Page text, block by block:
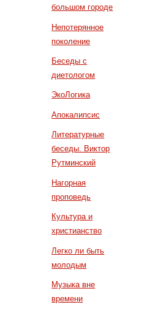
большом городе
Непотерянное
поколение
Беседы с
диетологом
ЭкоЛогика
Апокалипсис
Литературные
беседы. Виктор
Рутминский
Нагорная
проповедь
Культура и
христианство
Легко ли быть
молодым
Музыка вне
времени